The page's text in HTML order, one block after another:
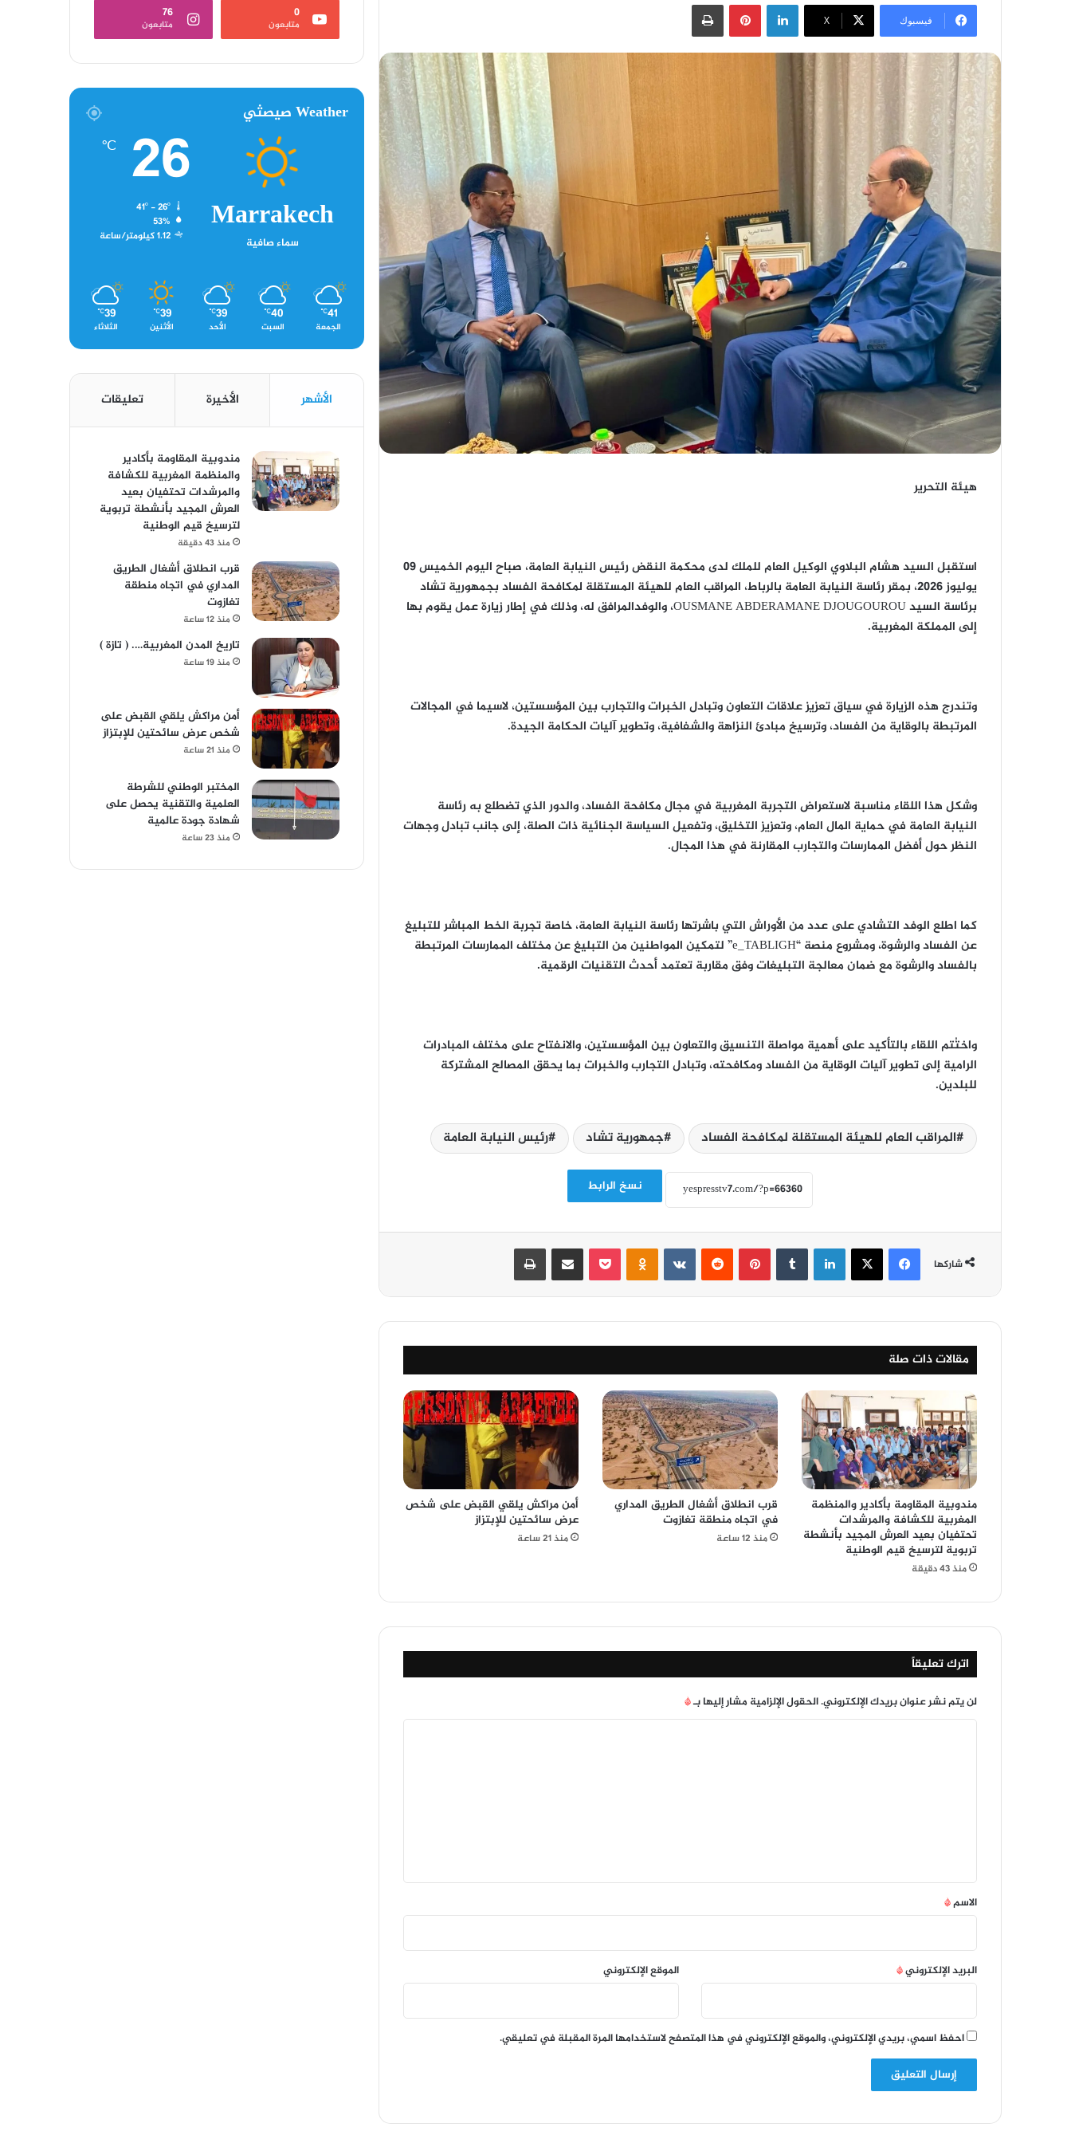
فيسبوك ‫X
لينكدإن بينتيريست
هيئة التحرير
استقبل السيد هشام البلاوي الوكيل العام للملك لدى محكمة النقض رئيس النيابة العامة، صباح اليوم الخميس 09
يوليوز 2026، بمقر رئاسة النيابة العامة بالرباط، المراقب العام للهيئة المستقلة لمكافحة الفساد بجمهورية تشاد
برئاسة السيد OUSMANE ABDERAMANE DJOUGOUROU، والوفدالمرافق له، وذلك في إطار زيارة عمل يقوم بها
إلى المملكة المغربية.
وتندرج هذه الزيارة في سياق تعزيز علاقات التعاون وتبادل الخبرات والتجارب بين المؤسستين، لاسيما في المجالات
المرتبطة بالوقاية من الفساد، وترسيخ مبادئ النزاهة والشفافية، وتطوير آليات الحكامة الجيدة.
وشكل هذا اللقاء مناسبة لاستعراض التجربة المغربية في مجال مكافحة الفساد، والدور الذي تضطلع به رئاسة
النيابة العامة في حماية المال العام، وتعزيز التخليق، وتفعيل السياسة الجنائية ذات الصلة، إلى جانب تبادل وجهات
النظر حول أفضل الممارسات والتجارب المقارنة في هذا المجال.
كما اطلع الوفد التشادي على عدد من الأوراش التي باشرتها رئاسة النيابة العامة، خاصة تجربة الخط المباشر للتبليغ
عن الفساد والرشوة، ومشروع منصة “e_TABLIGH” لتمكين المواطنين من التبليغ عن مختلف الممارسات المرتبطة
بالفساد والرشوة مع ضمان معالجة التبليغات وفق مقاربة تعتمد أحدث التقنيات الرقمية.
واختُتم اللقاء بالتأكيد على أهمية مواصلة التنسيق والتعاون بين المؤسستين، والانفتاح على مختلف المبادرات
الرامية إلى تطوير آليات الوقاية من الفساد ومكافحته، وتبادل التجارب والخبرات بما يحقق المصالح المشتركة
للبلدين.
المراقب العام للهيئة المستقلة لمكافحة الفساد جمهورية تشاد رئيس النيابة العامة
نسخ الرابط
شاركها
فيسبوك ‫X لينكدإن بينتيريست مشاركة عبر البريد
مقالات ذات صلة
مندوبية المقاومة بأكادير والمنظمة
المغربية للكشافة والمرشدات
تحتفيان بعيد العرش المجيد بأنشطة
تربوية لترسيخ قيم الوطنية
منذ 43 دقيقة
قرب انطلاق أشغال الطريق المداري
في اتجاه منطقة تغازوت
منذ 12 ساعة
أمن مراكش يلقي القبض على شخص
عرض سائحتين للإبتزاز
منذ 21 ساعة
اترك تعليقاً
لن يتم نشر عنوان بريدك الإلكتروني.الحقول الإلزامية مشار إليها بـ*
*
الاسم*
البريد الإلكتروني* الموقع الإلكتروني
احفظ اسمي، بريدي الإلكتروني، والموقع الإلكتروني في هذا المتصفح لاستخدامها المرة المقبلة في تعليقي.
0
متابعون
76
متابعون
Weather صيصثي
Marrakech
سماء صافية
26
℃
41º - 26º
53%
1.12 كيلومتر/ساعة
41
℃
الجمعة
40
℃
السبت
39
℃
الأحد
39
℃
الأثنين
39
℃
الثلاثاء
الأشهر الأخيرة تعليقات
مندوبية المقاومة بأكادير
والمنظمة المغربية للكشافة
والمرشدات تحتفيان بعيد
العرش المجيد بأنشطة تربوية
لترسيخ قيم الوطنية
منذ 43 دقيقة
قرب انطلاق أشغال الطريق
المداري في اتجاه منطقة
تغازوت
منذ 12 ساعة
تاريخ المدن المغربية…. ( تازة )
منذ 19 ساعة
أمن مراكش يلقي القبض على
شخص عرض سائحتين للإبتزاز
منذ 21 ساعة
المختبر الوطني للشرطة
العلمية والتقنية يحصل على
شهادة جودة عالمية
منذ 23 ساعة